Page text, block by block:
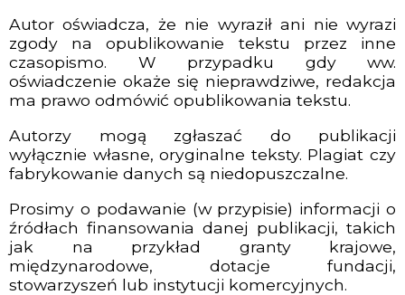
Autor oświadcza, że nie wyraził ani nie wyrazi
zgody na opublikowanie tekstu przez inne
czasopismo. W przypadku gdy ww.
oświadczenie okaże się nieprawdziwe, redakcja
ma prawo odmówić opublikowania tekstu.
Autorzy mogą zgłaszać do publikacji
wyłącznie własne, oryginalne teksty. Plagiat czy
fabrykowanie danych są niedopuszczalne.
Prosimy o podawanie (w przypisie) informacji o
źródłach finansowania danej publikacji, takich
jak na przykład granty krajowe,
międzynarodowe, dotacje fundacji,
stowarzyszeń lub instytucji komercyjnych.